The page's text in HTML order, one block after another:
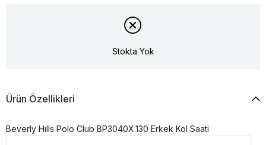
Stokta Yok
Ürün Özellikleri
Beverly Hılls Polo Club BP3040X.130 Erkek Kol Saati